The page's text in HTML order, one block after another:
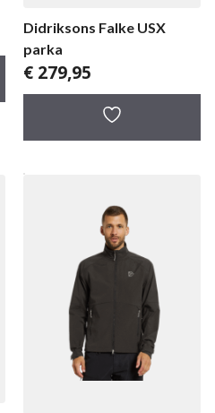
Didriksons Falke USX
parka
€ 279,95